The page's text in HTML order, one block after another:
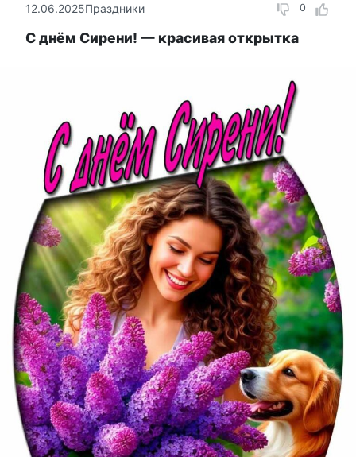
0
12.06.2025Праздники
С днём Сирени! — красивая открытка